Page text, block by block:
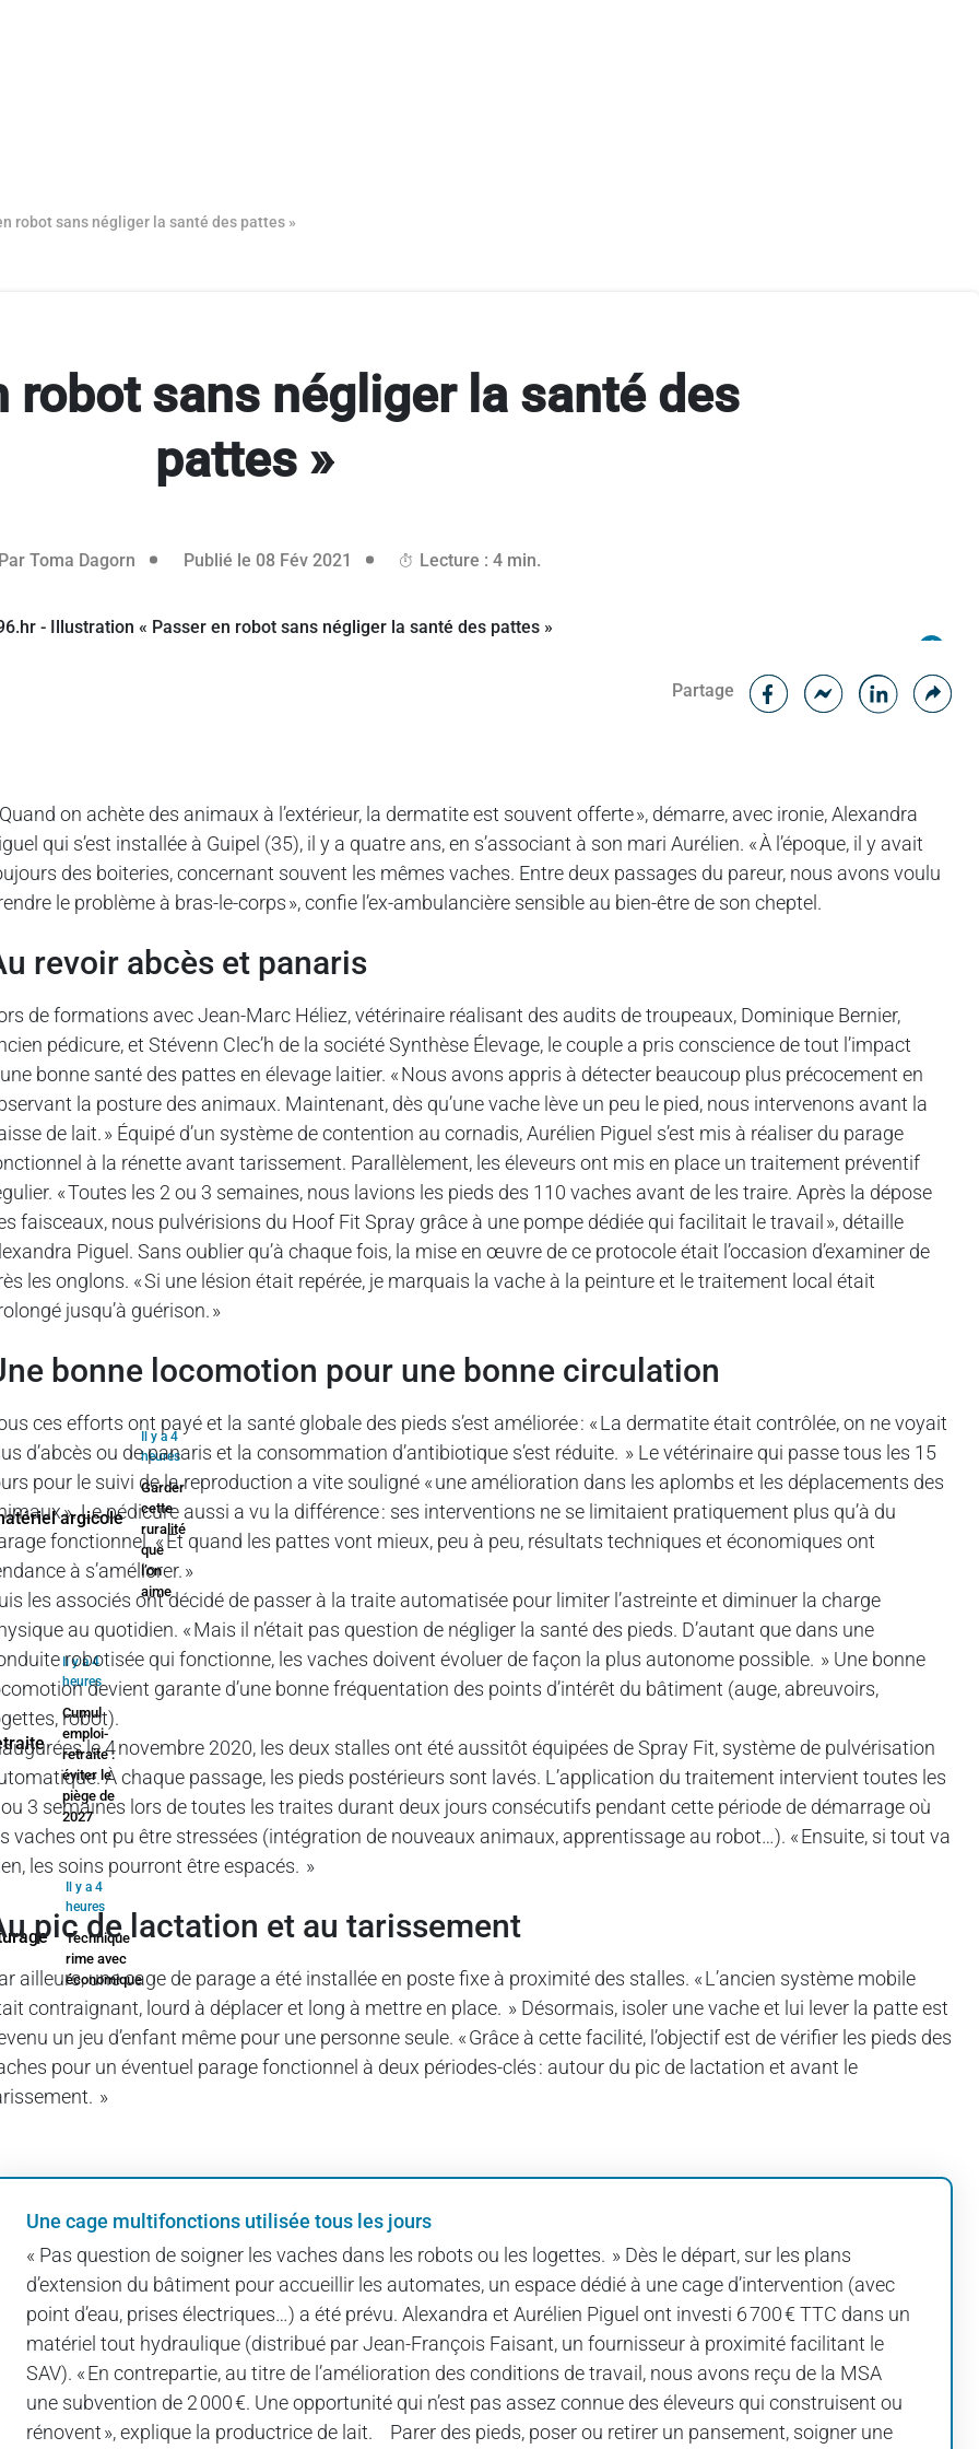
robot sans négliger la santé des pattes »
robot sans négliger la santé des
pattes »
Par Toma Dagorn Publié le 08 Fév 2021 Lecture : 4 min.
Partage
Facebook
on achète des animaux à l’extérieur, la dermatite est souvent offerte », démarre, avec ironie, Alexandra
qui s’est installée à Guipel (35), il y a quatre ans, en s’associant à son mari Aurélien. « À l’époque, il y avait
des boiteries, concernant souvent les mêmes vaches. Entre deux passages du pareur, nous avons voulu
le problème à bras-le-corps », confie l’ex-ambulancière sensible au bien-être de son cheptel.
revoir abcès et panaris
de formations avec Jean-Marc Héliez, vétérinaire réalisant des audits de troupeaux, Dominique Bernier,
pédicure, et Stévenn Clec’h de la société Synthèse Élevage, le couple a pris conscience de tout l’impact
bonne santé des pattes en élevage laitier. « Nous avons appris à détecter beaucoup plus précocement en
la posture des animaux. Maintenant, dès qu’une vache lève un peu le pied, nous intervenons avant la
de lait. » Équipé d’un système de contention au cornadis, Aurélien Piguel s’est mis à réaliser du parage
à la rénette avant tarissement. Parallèlement, les éleveurs ont mis en place un traitement préventif
« Toutes les 2 ou 3 semaines, nous lavions les pieds des 110 vaches avant de les traire. Après la dépose
faisceaux, nous pulvérisions du Hoof Fit Spray grâce à une pompe dédiée qui facilitait le travail », détaille
Piguel. Sans oublier qu’à chaque fois, la mise en œuvre de ce protocole était l’occasion d’examiner de
les onglons. « Si une lésion était repérée, je marquais la vache à la peinture et le traitement local était
jusqu’à guérison. »
bonne locomotion pour une bonne circulation
ces efforts ont payé et la santé globale des pieds s’est améliorée : « La dermatite était contrôlée, on ne voyait
d’abcès ou de panaris et la consommation d’antibiotique s’est réduite. » Le vétérinaire qui passe tous les 15
pour le suivi de la reproduction a vite souligné « une amélioration dans les aplombs et les déplacements des
». Le pédicure aussi a vu la différence : ses interventions ne se limitaient pratiquement plus qu’à du
fonctionnel. « Et quand les pattes vont mieux, peu à peu, résultats techniques et économiques ont
à s’améliorer. »
les associés ont décidé de passer à la traite automatisée pour limiter l’astreinte et diminuer la charge
au quotidien. « Mais il n’était pas question de négliger la santé des pieds. D’autant que dans une
robotisée qui fonctionne, les vaches doivent évoluer de façon la plus autonome possible. » Une bonne
devient garante d’une bonne fréquentation des points d’intérêt du bâtiment (auge, abreuvoirs,
robot).
le 4 novembre 2020, les deux stalles ont été aussitôt équipées de Spray Fit, système de pulvérisation
À chaque passage, les pieds postérieurs sont lavés. L’application du traitement intervient toutes les
3 semaines lors de toutes les traites durant deux jours consécutifs pendant cette période de démarrage où
vaches ont pu être stressées (intégration de nouveaux animaux, apprentissage au robot…). « Ensuite, si tout va
les soins pourront être espacés. »
pic de lactation et au tarissement
ailleurs, une cage de parage a été installée en poste fixe à proximité des stalles. « L’ancien système mobile
contraignant, lourd à déplacer et long à mettre en place. » Désormais, isoler une vache et lui lever la patte est
un jeu d’enfant même pour une personne seule. « Grâce à cette facilité, l’objectif est de vérifier les pieds des
pour un éventuel parage fonctionnel à deux périodes-clés : autour du pic de lactation et avant le
»
Une cage multifonctions utilisée tous les jours
« Pas question de soigner les vaches dans les robots ou les logettes. » Dès le départ, sur les plans
d’extension du bâtiment pour accueillir les automates, un espace dédié à une cage d’intervention (avec
point d’eau, prises électriques…) a été prévu. Alexandra et Aurélien Piguel ont investi 6 700 € TTC dans un
matériel tout hydraulique (distribué par Jean-François Faisant, un fournisseur à proximité facilitant le
SAV). « En contrepartie, au titre de l’amélioration des conditions de travail, nous avons reçu de la MSA
une subvention de 2 000 €. Une opportunité qui n’est pas assez connue des éleveurs qui construisent ou
rénovent », explique la productrice de lait. Parer des pieds, poser ou retirer un pansement, soigner une
Il y a 4
heures
Garder
cette
ruralité
que
l’on
aime
Il y a 4
heures
Cumul
emploi-
retraite :
éviter le
piège de
2027
Il y a 4
heures
Technique
rime avec
économique